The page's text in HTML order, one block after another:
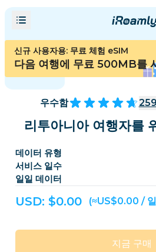
신규 사용자용: 무료 체험 eSIM
다음 여행에 무료 500MB를
우수함
리투아니아 여행자를
데이터 유형
서비스 일수
일일 데이터
USD: $0.00 (≈US$0.00 /
지금 구매